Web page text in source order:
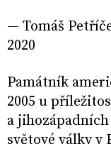
— Tomáš
2020
Památník
2005 u
a jihozápadních
světové války v